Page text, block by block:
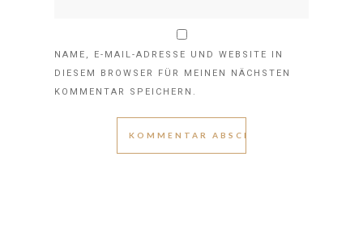
NAME, E-MAIL-ADRESSE UND WEBSITE IN
DIESEM BROWSER FÜR MEINEN NÄCHSTEN
KOMMENTAR SPEICHERN.